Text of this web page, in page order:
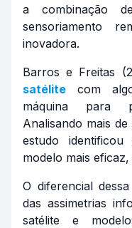
a combinação
sensoriamento
inovadora.
Barros e Freitas
satélite com
máquina para
Analisando mais
estudo
modelo mais
O diferencial
das assimetrias
satélite e